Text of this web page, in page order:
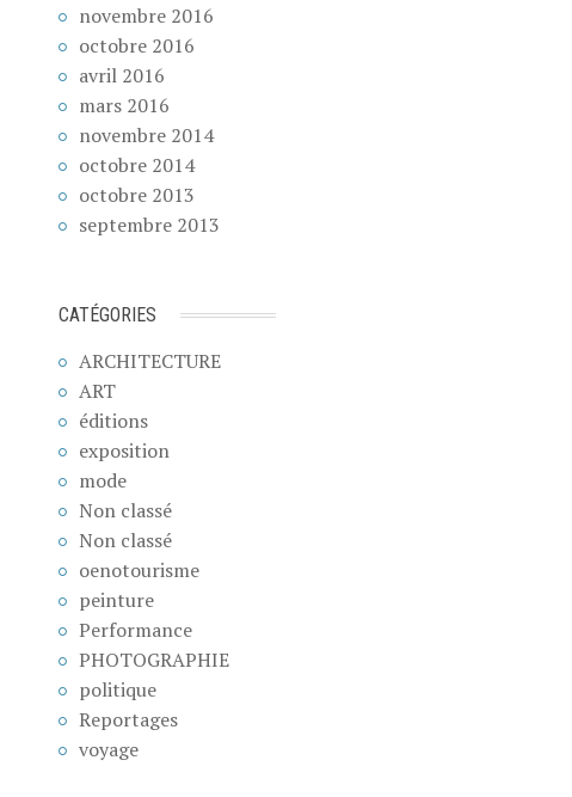
novembre 2016
octobre 2016
avril 2016
mars 2016
novembre 2014
octobre 2014
octobre 2013
septembre 2013
CATÉGORIES
ARCHITECTURE
ART
éditions
exposition
mode
Non classé
Non classé
oenotourisme
peinture
Performance
PHOTOGRAPHIE
politique
Reportages
voyage